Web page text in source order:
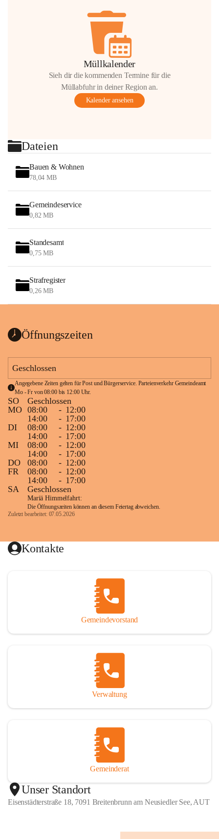
Müllkalender
Sieh dir die kommenden Termine für die
Müllabfuhr in deiner Region an.
Kalender ansehen
Dateien
Bauen & Wohnen
78,04 MB
Gemeindeservice
0,82 MB
Standesamt
0,75 MB
Strafregister
0,26 MB
Öffnungszeiten
Geschlossen
Angegebene Zeiten gelten für Post und Bürgerservice. Parteienverkehr Gemeindeamt
Mo - Fr von 08:00 bis 12:00 Uhr.
SO
Geschlossen
MO 08:00 - 12:00
14:00
- 17:00
DI
08:00 - 12:00
14:00
- 17:00
MI
08:00 - 12:00
14:00
- 17:00
DO
08:00 - 12:00
FR
08:00 - 12:00
14:00
- 17:00
SA
Geschlossen
Mariä Himmelfahrt:
Die Öffnungszeiten können an diesem Feiertag abweichen.
Zuletzt bearbeitet: 07.05.2026
Kontakte
Gemeindevorstand
Verwaltung
Gemeinderat
Unser Standort
Eisenstädterstraße 18, 7091 Breitenbrunn am Neusiedler See, AUT